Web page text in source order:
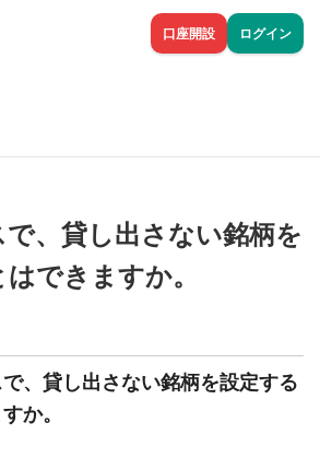
口座開設 ログイン
、貸し出さない銘柄を
できますか。
、貸し出さない銘柄を設定する
か。